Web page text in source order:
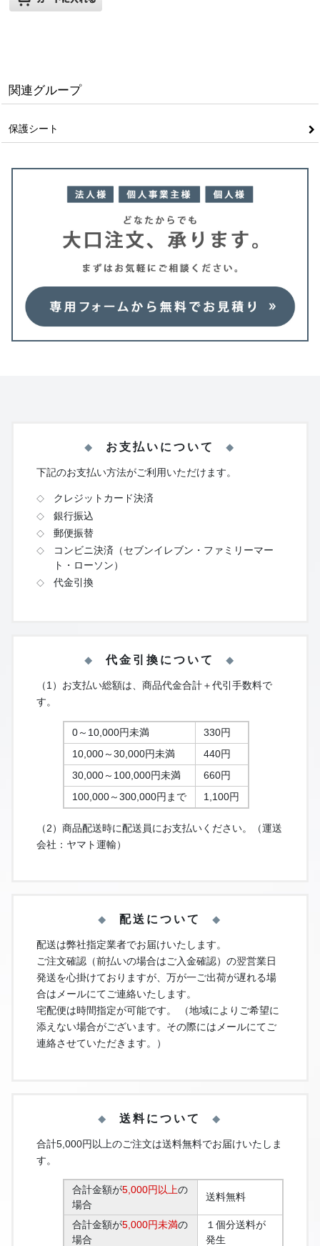
関連グループ
保護シート
お支払いについて
下記のお支払い方法がご利用いただけます。
クレジットカード決済
銀行振込
郵便振替
コンビニ決済（セブンイレブン・ファミリーマー
ト・ローソン）
代金引換
代金引換について
（1）お支払い総額は、商品代金合計＋代引手数料で
す。
0～10,000円未満
330円
10,000～30,000円未満
440円
30,000～100,000円未満
660円
100,000～300,000円まで
1,100円
（2）商品配送時に配送員にお支払いください。（運送
会社：ヤマト運輸）
配送について
配送は弊社指定業者でお届けいたします。
ご注文確認（前払いの場合はご入金確認）の翌営業日
発送を心掛けておりますが、万が一ご出荷が遅れる場
合はメールにてご連絡いたします。
宅配便は時間指定が可能です。 （地域によりご希望に
添えない場合がございます。その際にはメールにてご
連絡させていただきます。）
送料について
合計5,000円以上のご注文は送料無料でお届けいたしま
す。
合計金額が5,000円以上の
場合
送料無料
合計金額が5,000円未満の
場合
１個分送料が
発生